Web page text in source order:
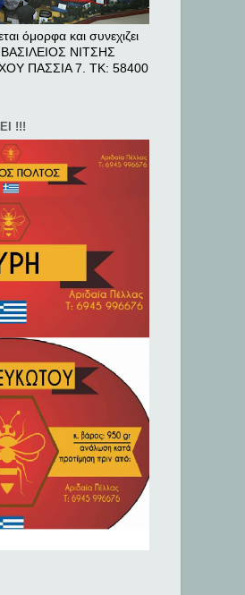
όμορφα και συνεχιζει
ΝΙΤΣΗΣ
ΠΑΣΣΙΑ 7. ΤΚ: 58400
!!!